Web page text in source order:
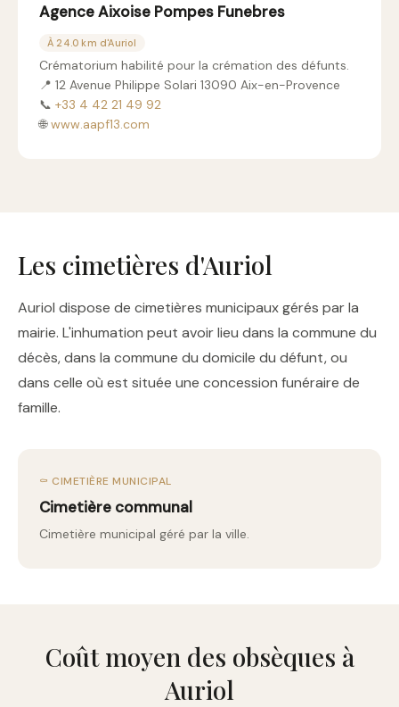
Agence Aixoise Pompes Funebres
À 24.0 km d'Auriol
Crématorium habilité pour la crémation des défunts.
📍 12 Avenue Philippe Solari 13090 Aix-en-Provence
📞 +33 4 42 21 49 92
🌐www.aapf13.com
Les cimetières d'Auriol
Auriol dispose de cimetières municipaux gérés par la
mairie. L'inhumation peut avoir lieu dans la commune du
décès, dans la commune du domicile du défunt, ou
dans celle où est située une concession funéraire de
famille.
⚰️ CIMETIÈRE MUNICIPAL
Cimetière communal
Cimetière municipal géré par la ville.
Coût moyen des obsèques à
Auriol